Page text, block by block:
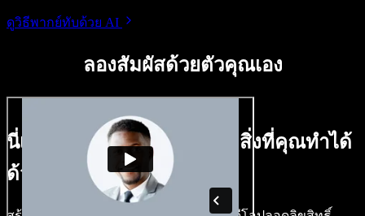
ดูวิธีพากย์ทับด้วย AI
ลองสัมผัสด้วยตัวคุณเอง
นี่เป็นเพียงตัวอย่างเล็กๆ ของสิ่งที่คุณทำได้
ด้วย Speechify Studio.